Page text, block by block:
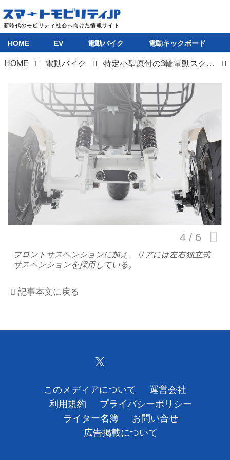
EV
電動バイク
電動キックボード
ライフスタイル
テクノロジー
このメディアについて
運営会社
プライバシーポリシー
HOME EV 電動バイク 電動キックボード
HOME 電動バイク 特定小型原付の3輪電動スクーター「SUNRIN」が発売開始。航続距離は60km
フロントサスペンションに加え、リアには左右独立式
サスペンションを採用している。
記事本文に戻る
このメディアについて
運営会社
利用規約
プライバシーポリシー
ライター名簿
お問い合せ
広告掲載について